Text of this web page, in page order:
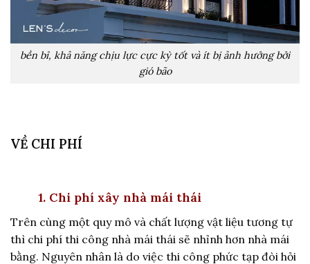
bền bỉ, khả năng chịu lực cực kỳ tốt và ít bị ảnh hưởng bởi
gió bão
VỀ CHI PHÍ
1. Chi phí xây nhà mái thái
Trên cùng một quy mô và chất lượng vật liệu tương tự
thì chi phí thi công nhà mái thái sẽ nhỉnh hơn nhà mái
bằng. Nguyên nhân là do việc thi công phức tạp đòi hỏi